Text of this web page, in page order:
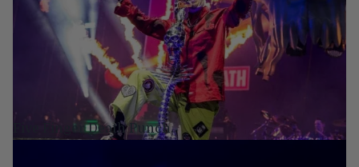
Five Finger Death Punch.